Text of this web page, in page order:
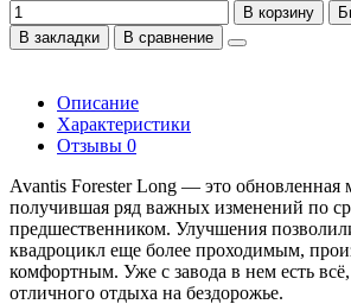
В корзину
В закладки
В сравнение
Описание
Характеристики
Отзывы 0
Avantis Forester Long — это обновленная
получившая ряд важных изменений по
предшественником. Улучшения
квадроцикл еще более проходимым,
комфортным. Уже с завода в нем есть
отличного отдыха на бездорожье.